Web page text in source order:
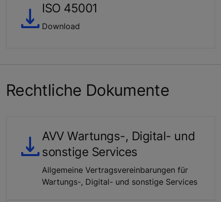
ISO 45001
Download
Rechtliche Dokumente
AVV Wartungs-, Digital- und
sonstige Services
Allgemeine Vertragsvereinbarungen für
Wartungs-, Digital- und sonstige Services